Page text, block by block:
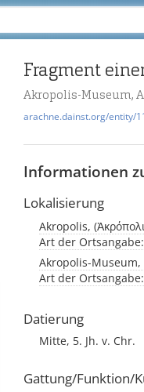
Fragment
Akropolis-Museum,
arachne.dainst.org/entity/
Informationen
Lokalisierung
Akropolis,
Art der
Akropolis-
Art der
Datierung
Mitte, 5. Jh. v. Chr.
Gattung/Funktion/